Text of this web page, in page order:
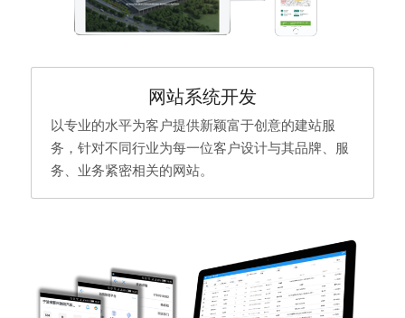
网站系统开发
以专业的水平为客户提供新颖富于创意的建站服
务，针对不同行业为每一位客户设计与其品牌、服
务、业务紧密相关的网站。